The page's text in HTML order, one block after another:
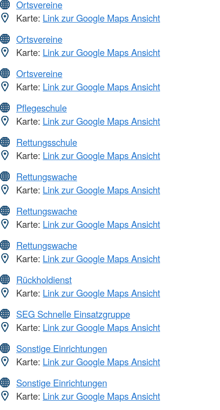
Ortsvereine
Karte: Link zur Google Maps Ansicht
Ortsvereine
Karte: Link zur Google Maps Ansicht
Ortsvereine
Karte: Link zur Google Maps Ansicht
Pflegeschule
Karte: Link zur Google Maps Ansicht
Rettungsschule
Karte: Link zur Google Maps Ansicht
Rettungswache
Karte: Link zur Google Maps Ansicht
Rettungswache
Karte: Link zur Google Maps Ansicht
Rettungswache
Karte: Link zur Google Maps Ansicht
Rückholdienst
Karte: Link zur Google Maps Ansicht
SEG Schnelle Einsatzgruppe
Karte: Link zur Google Maps Ansicht
Sonstige Einrichtungen
Karte: Link zur Google Maps Ansicht
Sonstige Einrichtungen
Karte: Link zur Google Maps Ansicht